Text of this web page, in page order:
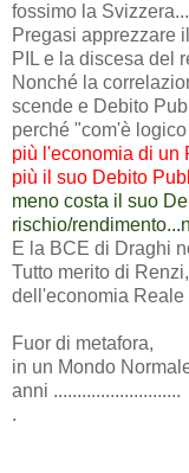
fossimo la Svizzera...
Pregasi apprezzare
PIL e la discesa del
Nonché la
scende e Debito
perché "com'è
più l'economia di un
più il suo Debito
meno costa il suo
rischio/
E la BCE di Draghi
Tutto merito di
dell'economia Reale
Fuor di metafora,
in un Mondo
anni ...........................
.